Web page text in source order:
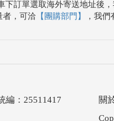
下訂單選取海外寄送地址後
者，可洽 【團購部門】 ，我們
：25511417
關